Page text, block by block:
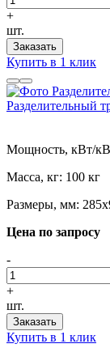
+
шт.
Заказать
Купить в 1 клик
Разделительный
Мощность, кВт/
Масса, кг: 100 кг
Размеры, мм:
Цена по запросу
-
+
шт.
Заказать
Купить в 1 клик